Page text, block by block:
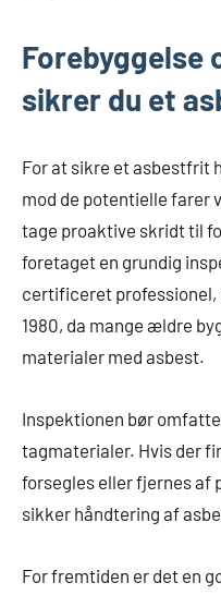
Forebyggelse
sikrer du et
For at sikre et asbestfrit
mod de potentielle farer
tage proaktive skridt til
foretaget en grundig
certificeret professionel,
1980, da mange ældre
materialer med asbest.
Inspektionen bør
tagmaterialer. Hvis der
forsegles eller fjernes af
sikker håndtering af
For fremtiden er det en